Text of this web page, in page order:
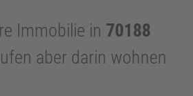
Immobilie in 70188
aber darin wohnen